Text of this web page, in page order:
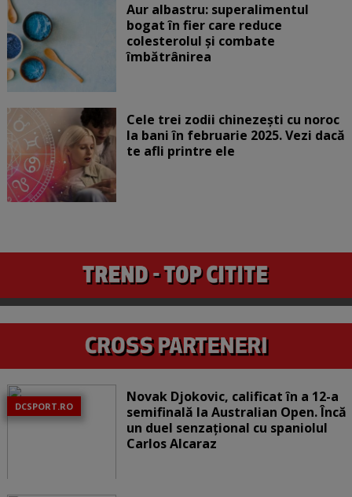
Aur albastru: superalimentul
bogat în fier care reduce
colesterolul și combate
îmbătrânirea
Cele trei zodii chinezești cu noroc
la bani în februarie 2025. Vezi dacă
te afli printre ele
DCSPORT.RO
Novak Djokovic, calificat în a 12-a
semifinală la Australian Open. Încă
un duel senzațional cu spaniolul
Carlos Alcaraz